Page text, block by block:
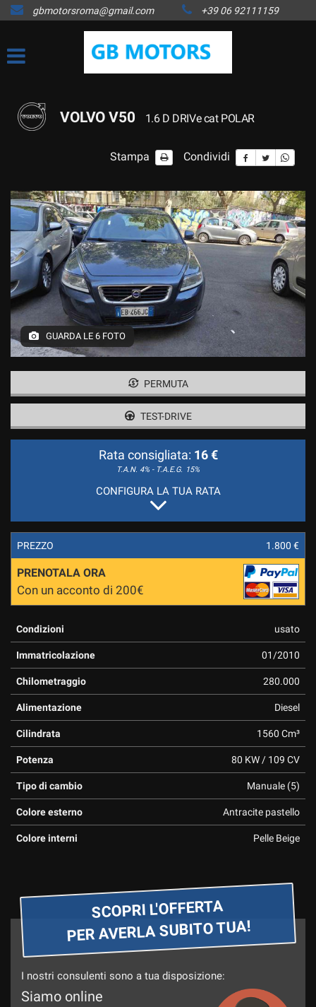
HOME
LISTA VEICOLI
ACQUISTIAMO USATO
CONTATTI
NEWS
AREA COMMERCIANTI
gbmotorsroma@gmail.com +39 06 92111159
VOLVO V50 1.6 D DRIVe cat POLAR
Stampa Condividi
GUARDA LE 6 FOTO
PERMUTA
TEST-DRIVE
Rata consigliata: 16 €
T.A.N. 4% - T.A.E.G. 15%
CONFIGURA LA TUA RATA
PREZZO 1.800 €
PRENOTALA ORA
Con un acconto di 200€
Condizioni usato
Immatricolazione 01/2010
Chilometraggio 280.000
Alimentazione Diesel
Cilindrata 1560 Cm³
Potenza 80 KW / 109 CV
Tipo di cambio Manuale (5)
Colore esterno Antracite pastello
Colore interni Pelle Beige
SCOPRI L'OFFERTA
PER AVERLA SUBITO TUA!
I nostri consulenti sono a tua disposizione:
Siamo online